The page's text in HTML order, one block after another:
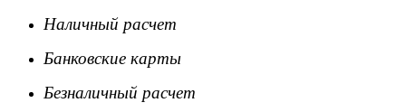
Наличный расчет
Банковские карты
Безналичный расчет